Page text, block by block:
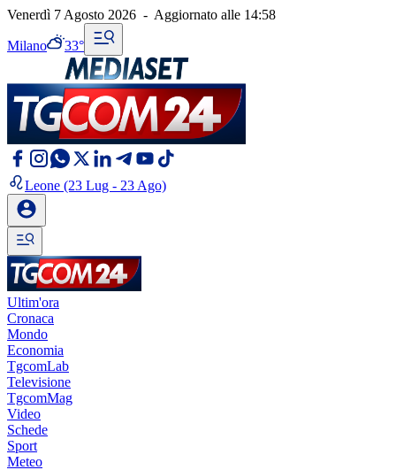
Venerdì 7 Agosto 2026 - Aggiornato alle 14:58
Milano 33°
Leone (23 Lug - 23 Ago)
Ultim'ora
Cronaca
Mondo
Economia
TgcomLab
Televisione
TgcomMag
Video
Schede
Sport
Meteo